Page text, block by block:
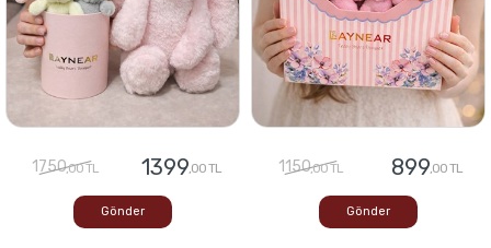
1750,00 TL 1399,00 TL
Gönder
1150,00 TL 899,00 TL
Gönder